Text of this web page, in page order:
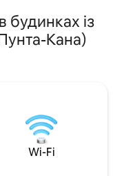
з
з основними
помешкання нижче: ➢ 1
спальня/1 ванна
надається за
банні та пляжні
будинках із
Кана)
Wi-Fi